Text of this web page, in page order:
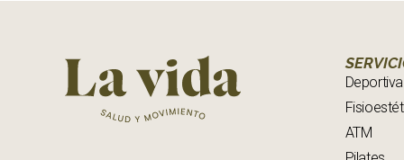
ATM